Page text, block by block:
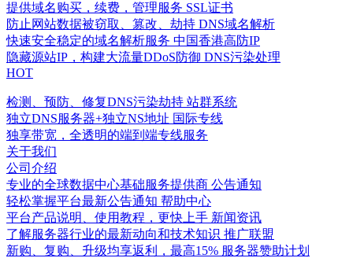
提供域名购买，续费，管理服务 SSL证书
防止网站数据被窃取、篡改、劫持 DNS域名解析
快速安全稳定的域名解析服务 中国香港高防IP
隐藏源站IP，构建大流量DDoS防御 DNS污染处理
HOT
检测、预防、修复DNS污染劫持 站群系统
独立DNS服务器+独立NS地址 国际专线
独享带宽，全透明的端到端专线服务
关于我们
公司介绍
专业的全球数据中心基础服务提供商 公告通知
轻松掌握平台最新公告通知 帮助中心
平台产品说明、使用教程，更快上手 新闻资讯
了解服务器行业的最新动向和技术知识 推广联盟
新购、复购、升级均享返利，最高15% 服务器赞助计划